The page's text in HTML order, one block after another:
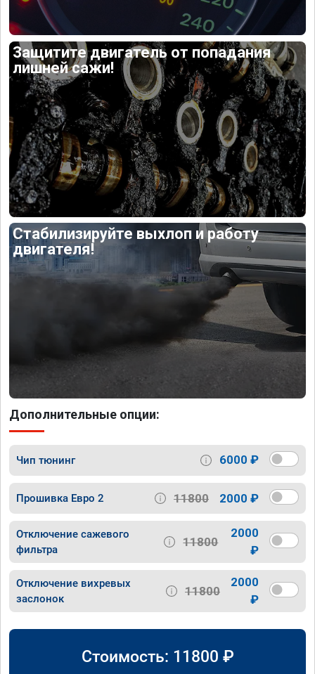
Защитите двигатель от попадания
лишней сажи!
Стабилизируйте выхлоп и работу
двигателя!
Дополнительные опции:
Чип тюнинг 6000 ₽
Прошивка Евро 2 11800 2000 ₽
Отключение сажевого
фильтра
11800
2000
₽
Отключение вихревых
заслонок
11800
2000
₽
Стоимость: 11800 ₽